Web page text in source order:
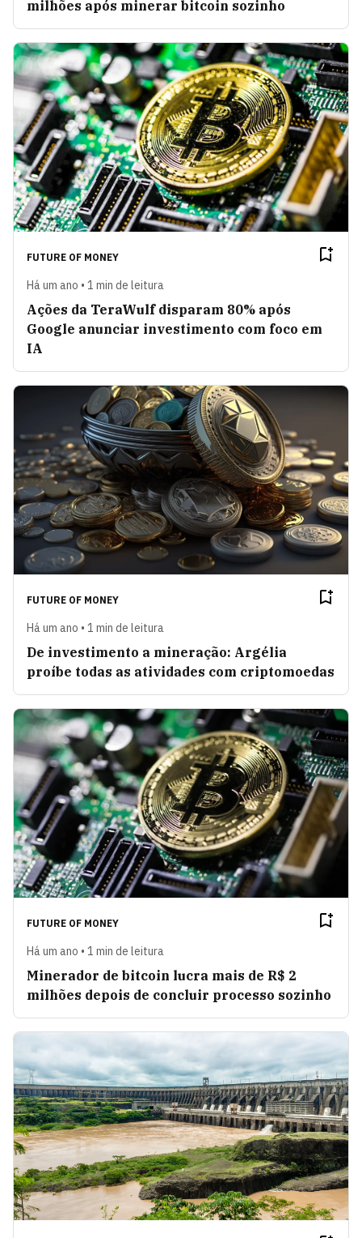
milhões após minerar bitcoin sozinho
FUTURE OF MONEY
Há um ano • 1 min de leitura
Ações da TeraWulf disparam 80% após
Google anunciar investimento com foco em
IA
FUTURE OF MONEY
Há um ano • 1 min de leitura
De investimento a mineração: Argélia
proíbe todas as atividades com criptomoedas
FUTURE OF MONEY
Há um ano • 1 min de leitura
Minerador de bitcoin lucra mais de R$ 2
milhões depois de concluir processo sozinho